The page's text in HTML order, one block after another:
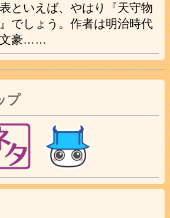
といえば、やはり『天守物
でしょう。作者は明治時代
豪……
プ